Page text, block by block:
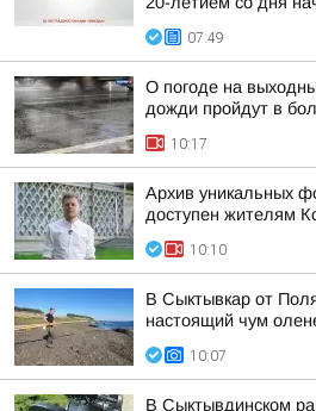
07:49
О погоде на
дожди пройдут в
10:17
Архив уникальных
доступен жителям
10:10
В Сыктывкар от
настоящий чум
10:07
В Сыктывдинском